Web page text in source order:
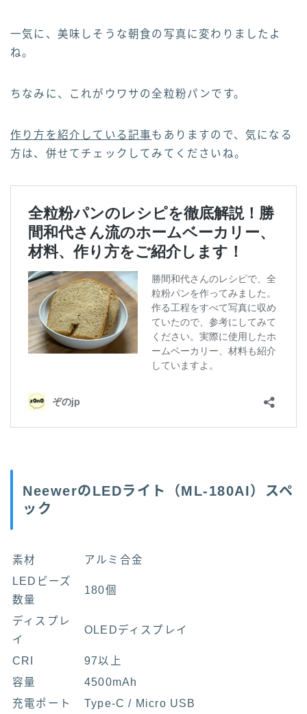
一気に、美味しそうな朝食の写真に変わりましたよ
ね。
ちなみに、これがウワサの全粒粉パンです。
作り方を紹介している記事もありますので、気になる
方は、併せてチェックしてみてくださいね。
NeewerのLEDライト（ML-180AI）スペ
ック
素材
アルミ合金
LEDビーズ
数量
180個
ディスプレ
イ
OLEDディスプレイ
CRI
97以上
容量
4500mAh
充電ポート
Type-C / Micro USB